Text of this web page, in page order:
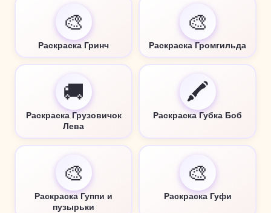
🎨
Раскраска Гринч
🎨
Раскраска Громгильда
🚚
Раскраска Грузовичок
Лева
🖍️
Раскраска Губка Боб
🎨
Раскраска Гуппи и
пузырьки
🎨
Раскраска Гуфи